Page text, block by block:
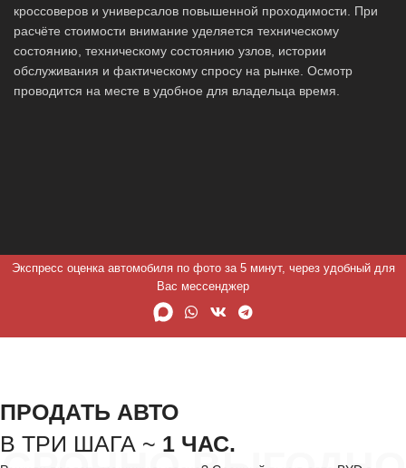
кроссоверов и универсалов повышенной проходимости. При
расчёте стоимости внимание уделяется техническому
состоянию, техническому состоянию узлов, истории
обслуживания и фактическому спросу на рынке. Осмотр
проводится на месте в удобное для владельца время.
Экспресс оценка автомобиля по фото за 5 минут, через удобный для
Вас мессенджер
ПРОДАТЬ АВТО
В ТРИ ШАГА ~ 1 ЧАС.